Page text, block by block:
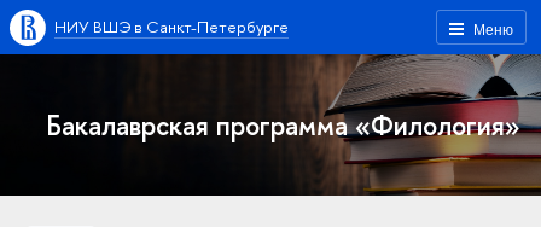
Меню
НИУ ВШЭ в Санкт-Петербурге
Бакалаврская программа «Филология»